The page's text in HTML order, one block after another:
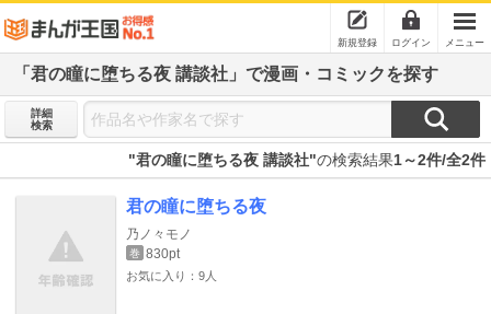
新規登録 ログイン メニュー
「君の瞳に堕ちる夜 講談社」で漫画・コミックを探す
詳細
検索
"君の瞳に堕ちる夜 講談社"の検索結果1～2件/全2件
君の瞳に堕ちる夜
乃ノ々モノ
巻 830pt
お気に入り：9人